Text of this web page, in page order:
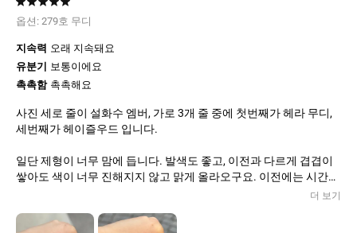
옵션: 279호 무디
지속력 오래 지속돼요
유분기
보통이에요
촉촉함 촉촉해요
사진 세로 줄이 설화수 엠버, 가로 3개 줄 중에 첫번째가 헤라 무디,
세번째가 헤이즐우드 입니다.
일단 제형이 너무 맘에 듭니다. 발색도 좋고, 이전과 다르게 겹겹이
쌓아도 색이 너무 진해지지 않고 맑게 올라오구요. 이전에는 시간
지나면 각질이 생겼는데 리뉴얼 후에는 몇시간이 지나도 촉촉해요!
더 보기